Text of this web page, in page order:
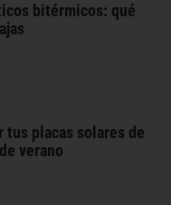
bitérmicos: qué
tus placas solares de
verano